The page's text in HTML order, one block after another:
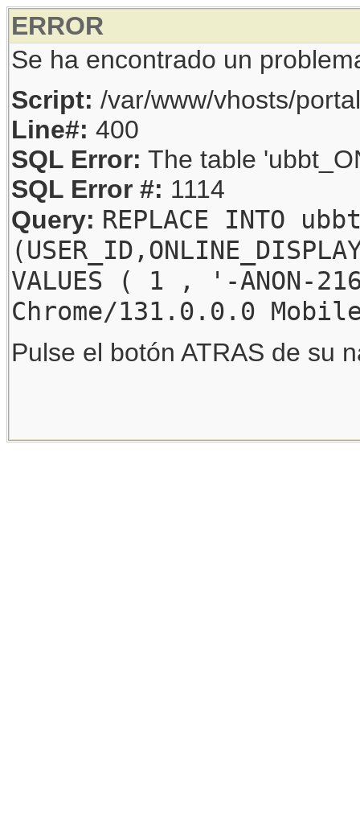
ERROR
Se ha encontrado un
Script: /var/www/vhosts/
Line#: 400
SQL Error: The table
SQL Error #: 1114
Query: REPLACE INTO
VALUES ( 1 , '-
Chrome/131.0.0.0
Pulse el botón ATRAS de su